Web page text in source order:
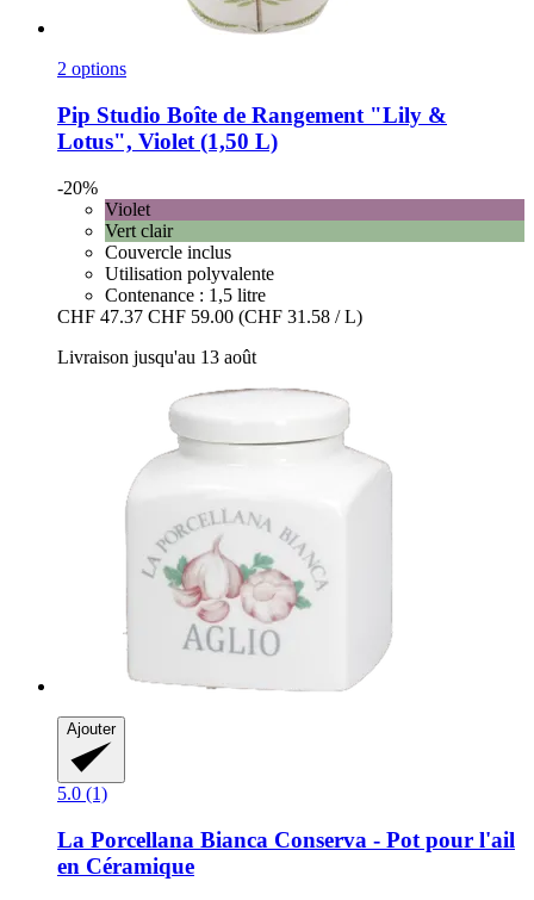
2 options
Pip Studio Boîte de Rangement "Lily &
Lotus", Violet (1,50 L)
-20%
Violet
Vert clair
Couvercle inclus
Utilisation polyvalente
Contenance : 1,5 litre
CHF 47.37 CHF 59.00 (CHF 31.58 / L)
Livraison jusqu'au 13 août
Ajouter
5.0 (1)
La Porcellana Bianca Conserva -​ Pot pour l'ail
en Céramique